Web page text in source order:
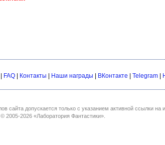
FAQ Контакты Наши награды ВКонтакте Telegram
сайта допускается только с указанием активной ссылки на
© 2005-2026 «Лаборатория Фантастики».